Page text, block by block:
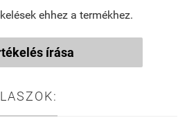
ehhez a termékhez.
írása